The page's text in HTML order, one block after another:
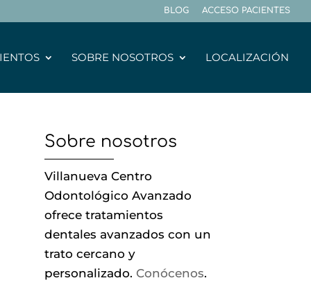
BLOG ACCESO PACIENTES
SOBRE NOSOTROS LOCALIZACIÓN
Sobre nosotros
Villanueva Centro
Odontológico Avanzado
ofrece tratamientos
dentales avanzados con un
trato cercano y
personalizado. Conócenos.